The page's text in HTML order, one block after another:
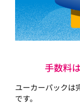
手数料
ユーカーパックは
です。